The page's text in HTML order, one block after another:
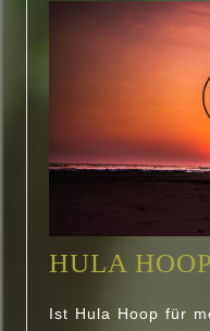
HULA HOOP
Ist Hula Hoop für